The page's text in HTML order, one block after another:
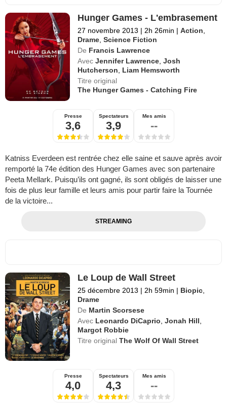
Hunger Games - L'embrasement
27 novembre 2013 | 2h 26min | Action
Drame ,Science Fiction
De Francis Lawrence
Avec Jennifer Lawrence ,Josh
Hutcherson
Liam Hemsworth
Titre original
The Hunger Games - Catching Fire
Presse
3,6
Spectateurs
3,9
Mes amis
--
Katniss Everdeen est rentrée chez elle saine et sauve après avoir
remporté la 74e édition des Hunger Games avec son partenaire
Peeta Mellark. Puisqu’ils ont gagné, ils sont obligés de laisser une
fois de plus leur famille et leurs amis pour partir faire la Tournée
de la victoire...
STREAMING
Le Loup de Wall Street
25 décembre 2013 | 2h 59min | Biopic
Drame
De Martin Scorsese
Avec Leonardo DiCaprio ,Jonah Hill
Margot Robbie
Titre originalThe Wolf Of Wall Street
Presse
4,0
Spectateurs
4,3
Mes amis
--